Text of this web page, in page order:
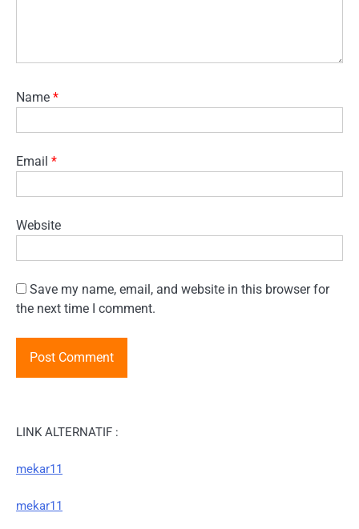
Name *
Email *
Website
Save my name, email, and website in this browser for
the next time I comment.
LINK ALTERNATIF :
mekar11
mekar11